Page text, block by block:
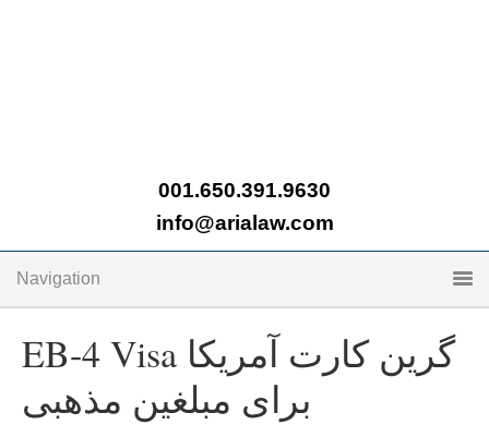
001.650.391.9630
info@arialaw.com
Navigation
EB-4 Visa گرین کارت آمریکا
برای مبلغین مذهبی